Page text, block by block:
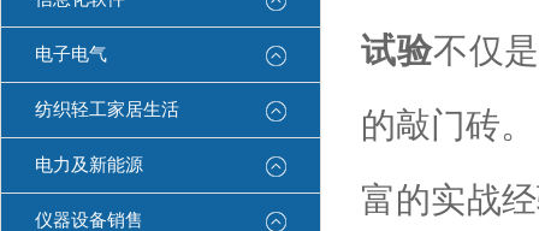
电子电气
纺织轻工家居生活
电力及新能源
仪器设备销售
试验不仅
的敲门砖
富的实战